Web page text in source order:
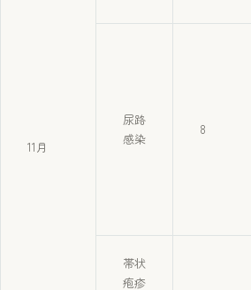
11月
尿路
感染
8
帯状
疱疹